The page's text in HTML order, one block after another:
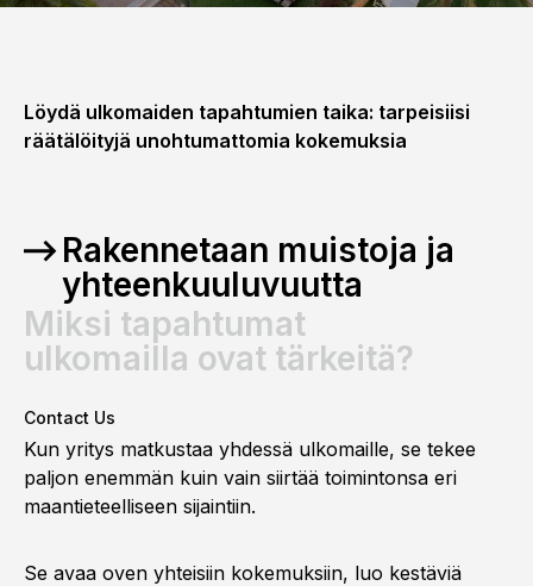
Löydä ulkomaiden tapahtumien taika: tarpeisiisi
räätälöityjä unohtumattomia kokemuksia
Rakennetaan muistoja ja
yhteenkuuluvuutta
Miksi tapahtumat
ulkomailla ovat tärkeitä?
Contact Us
Kun yritys matkustaa yhdessä ulkomaille, se tekee
paljon enemmän kuin vain siirtää toimintonsa eri
maantieteelliseen sijaintiin.
Se avaa oven yhteisiin kokemuksiin, luo kestäviä